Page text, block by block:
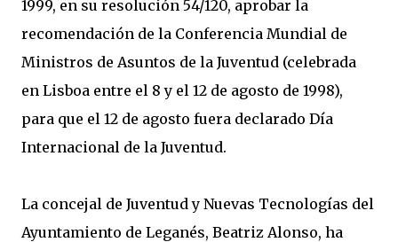
1999, en su resolución 54/120, aprobar la
recomendación de la Conferencia Mundial de
Ministros de Asuntos de la Juventud (celebrada
en Lisboa entre el 8 y el 12 de agosto de 1998),
para que el 12 de agosto fuera declarado Día
Internacional de la Juventud.
La concejal de Juventud y Nuevas Tecnologías del
Ayuntamiento de Leganés, Beatriz Alonso, ha